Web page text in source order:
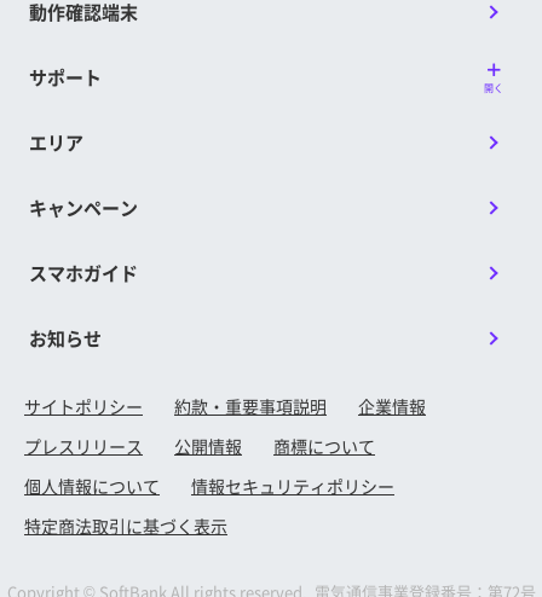
動作確認端末
サポート 開く
エリア
キャンペーン
スマホガイド
お知らせ
サイトポリシー 約款・重要事項説明
企業情報
プレスリリース
公開情報
商標について
個人情報について
情報セキュリティポリシー
特定商法取引に基づく表示
Copyright © SoftBank All rights reserved. 電気通信事業登録番号：第72号